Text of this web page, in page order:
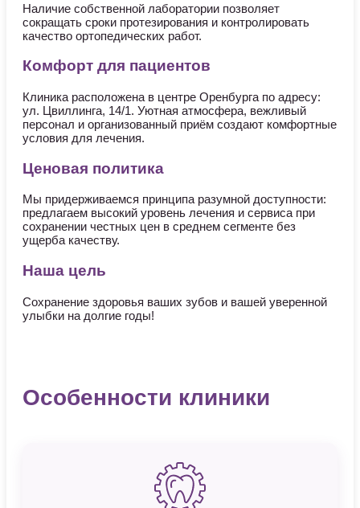
Наличие собственной лаборатории позволяет
сокращать сроки протезирования и контролировать
качество ортопедических работ.
Комфорт для пациентов
Клиника расположена в центре Оренбурга по адресу:
ул. Цвиллинга, 14/1. Уютная атмосфера, вежливый
персонал и организованный приём создают комфортные
условия для лечения.
Ценовая политика
Мы придерживаемся принципа разумной доступности:
предлагаем высокий уровень лечения и сервиса при
сохранении честных цен в среднем сегменте без
ущерба качеству.
Наша цель
Сохранение здоровья ваших зубов и вашей уверенной
улыбки на долгие годы!
Особенности клиники